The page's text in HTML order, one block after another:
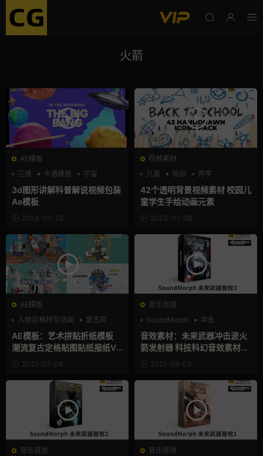
火箭
AE模板
三维
卡通模板 宇宙
3d图形讲解科普解说视频包装
Ae模板
2024-05-26
视频素材
儿童
培训 开学
42个透明背景视频素材 校园儿
童学生手绘动画元素
2023-01-08
AE模板
人物定格特写动画
复古风
广告
AE模板：艺术拼贴折纸模板
潮流复古定格贴图贴纸报纸VL
OG综艺节目片头模板 Collage
Art Promo
2021-07-08
音乐音效
SoundMorph
冲击
游戏风
音效素材：未来武器冲击波火
箭发射器 科技科幻音效素材第
3季 SoundMorph Future We
apons 3
2021-06-09
音乐音效
音乐音效